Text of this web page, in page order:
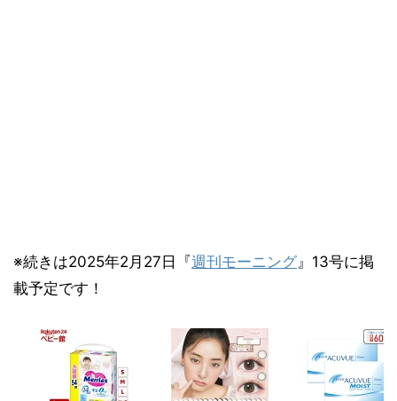
※続きは2025年2月27日『週刊モーニング』13号に掲
載予定です！